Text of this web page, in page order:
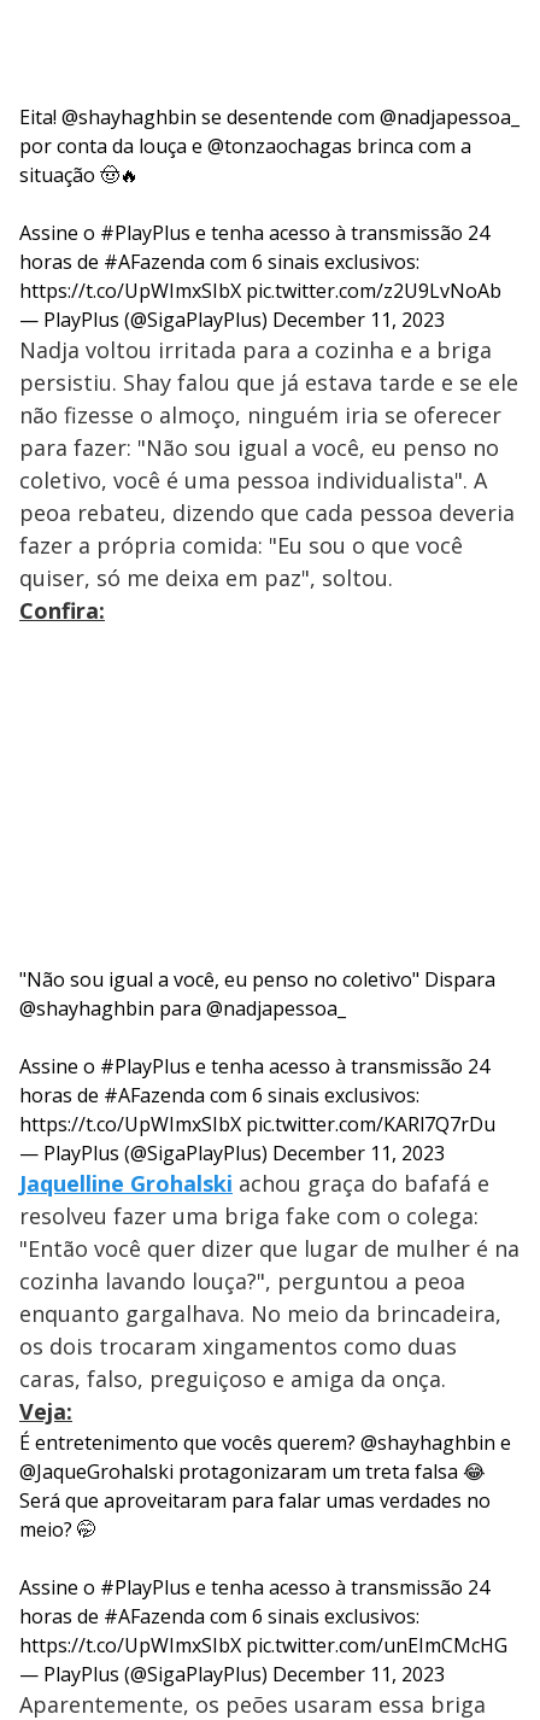
Eita! @shayhaghbin se desentende com @nadjapessoa_
por conta da louça e @tonzaochagas brinca com a
situação 🤠🔥
Assine o #PlayPlus e tenha acesso à transmissão 24
horas de #AFazenda com 6 sinais exclusivos:
https://t.co/UpWImxSIbX pic.twitter.com/z2U9LvNoAb
— PlayPlus (@SigaPlayPlus) December 11, 2023
Nadja voltou irritada para a cozinha e a briga
persistiu. Shay falou que já estava tarde e se ele
não fizesse o almoço, ninguém iria se oferecer
para fazer: "Não sou igual a você, eu penso no
coletivo, você é uma pessoa individualista". A
peoa rebateu, dizendo que cada pessoa deveria
fazer a própria comida: "Eu sou o que você
quiser, só me deixa em paz", soltou.
Confira:
"Não sou igual a você, eu penso no coletivo" Dispara
@shayhaghbin para @nadjapessoa_
Assine o #PlayPlus e tenha acesso à transmissão 24
horas de #AFazenda com 6 sinais exclusivos:
https://t.co/UpWImxSIbX pic.twitter.com/KARl7Q7rDu
— PlayPlus (@SigaPlayPlus) December 11, 2023
Jaquelline Grohalski achou graça do bafafá e
resolveu fazer uma briga fake com o colega:
"Então você quer dizer que lugar de mulher é na
cozinha lavando louça?", perguntou a peoa
enquanto gargalhava. No meio da brincadeira,
os dois trocaram xingamentos como duas
caras, falso, preguiçoso e amiga da onça.
Veja:
É entretenimento que vocês querem? @shayhaghbin e
@JaqueGrohalski protagonizaram um treta falsa 😂
Será que aproveitaram para falar umas verdades no
meio? 🤭
Assine o #PlayPlus e tenha acesso à transmissão 24
horas de #AFazenda com 6 sinais exclusivos:
https://t.co/UpWImxSIbX pic.twitter.com/unEImCMcHG
— PlayPlus (@SigaPlayPlus) December 11, 2023
Aparentemente, os peões usaram essa briga